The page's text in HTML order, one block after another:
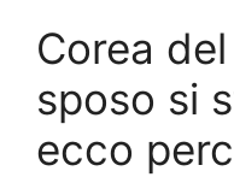
Corea
sposo si
ecco